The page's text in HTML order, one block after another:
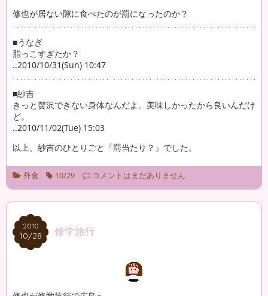
修也が居ない隙に食べたのが罰になったのか？
■うなぎ
脂っこすぎたか？
..2010/10/31(Sun) 10:47
■紗吉
きっと贅沢できない身体なんだよ。美味しかったから良いんだけ
ど。
..2010/11/02(Tue) 15:03
以上、紗吉のひとりごと『罰当たり？』でした。
外食 10/29 コメントはまだありません
2010
10/28
2010
10/28 修学旅行